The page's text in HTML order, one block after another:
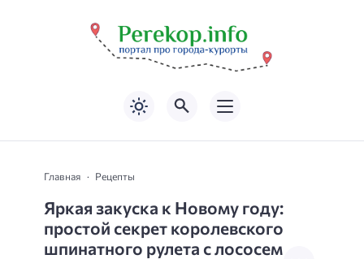
Главная Рецепты
Яркая закуска к Новому году:
простой секрет королевского
шпинатного рулета с лососем